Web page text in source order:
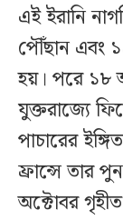
এই ইরানি
পৌঁছান এবং
হয়। পরে ১৮
যুক্তরাজ্যে
পাচারের
ফ্রান্সে তার
অক্টোবর